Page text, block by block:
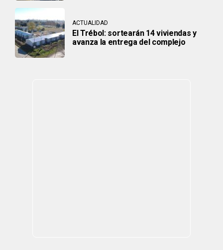
ACTUALIDAD
El Trébol: sortearán 14 viviendas y
avanza la entrega del complejo